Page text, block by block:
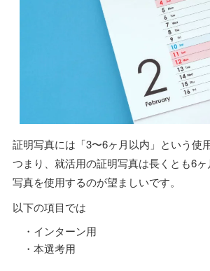
証明写真には「3〜6ヶ月以内」という使
つまり、就活用の証明写真は長くとも6
写真を使用するのが望ましいです。
以下の項目では
・インターン用
・本選考用